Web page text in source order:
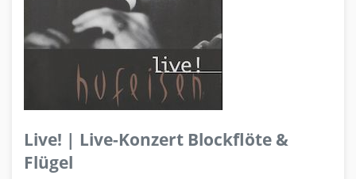
Live! | Live-Konzert Blockflöte &
Flügel